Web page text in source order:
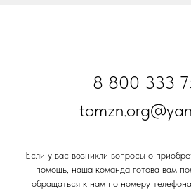
8 800 333
Если у вас возникли вопросы о
помощь, наша команда готова вам
обращаться к нам по номеру